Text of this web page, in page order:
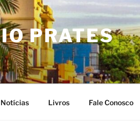
PRATES
Notícias Livros Fale Conosco